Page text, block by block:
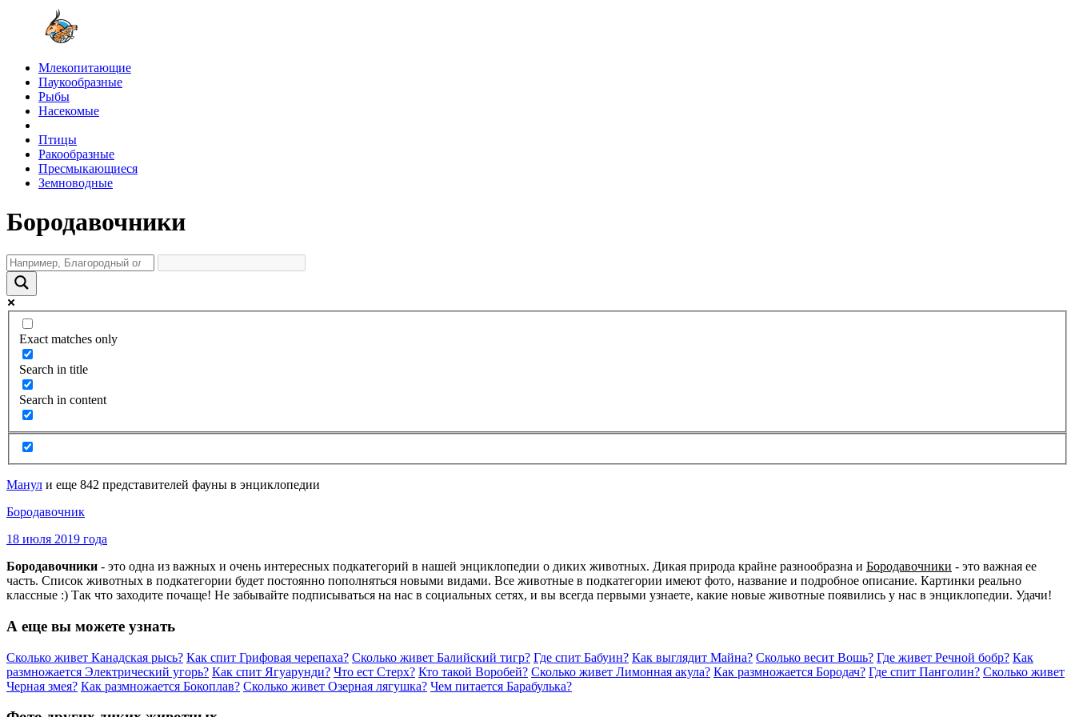
Млекопитающие
Паукообразные
Рыбы
Насекомые
Птицы
Ракообразные
Пресмыкающиеся
Земноводные
Бородавочники
Exact matches only
Search in title
Search in content
Манул и еще 842 представителей фауны в энциклопедии
Бородавочник
18 июля 2019 года
Бородавочники - это одна из важных и очень интересных подкатегорий в нашей энциклопедии о диких животных. Дикая природа крайне разнообразна и Бородавочники - это важная ее
часть. Список животных в подкатегории будет постоянно пополняться новыми видами. Все животные в подкатегории имеют фото, название и подробное описание. Картинки реально
классные :) Так что заходите почаще! Не забывайте подписываться на нас в социальных сетях, и вы всегда первыми узнаете, какие новые животные появились у нас в энциклопедии. Удачи!
А еще вы можете узнать
Сколько живет Канадская рысь? Как спит Грифовая черепаха? Сколько живет Балийский тигр? Где спит Бабуин? Как выглядит Майна? Сколько весит Вошь? Где живет Речной бобр? Как
размножается Электрический угорь? Как спит Ягуарунди? Что ест Стерх? Кто такой Воробей? Сколько живет Лимонная акула? Как размножается Бородач? Где спит Панголин? Сколько живет
Черная змея? Как размножается Бокоплав? Сколько живет Озерная лягушка? Чем питается Барабулька?